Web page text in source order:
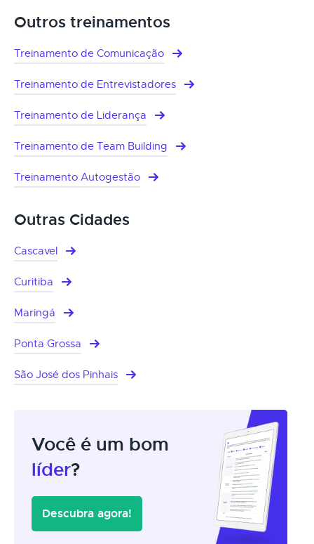
Outros treinamentos
Treinamento de Comunicação
Treinamento de Entrevistadores
Treinamento de Liderança
Treinamento de Team Building
Treinamento Autogestão
Outras Cidades
Cascavel
Curitiba
Maringá
Ponta Grossa
São José dos Pinhais
Você é um bom
líder?
Descubra agora!